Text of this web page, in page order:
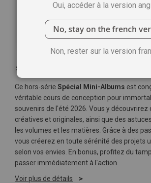
Soyez le premier à commenter ce produit
Ce hors-série Spécial Mini-Albums est
véritable cours de conception pour
souvenirs de l'été 2026. Vous y découvrirez
créatives et originales, ainsi que des
les volumes et les matières. Grâce à des
vous créerez en toute sérénité des projets
selon vos envies. En bonus, profitez du
passer immédiatement à l'action.
Voir plus de détails
Oui, accéder à la version
No, stay on the french
Non, rester sur la version